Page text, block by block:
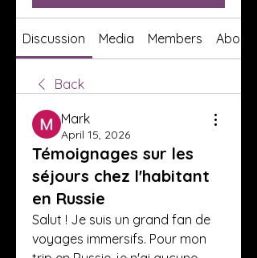
Discussion Media Members About
Back
Mark
April 15, 2026
Témoignages sur les
séjours chez l'habitant
en Russie
Salut ! Je suis un grand fan de
voyages immersifs. Pour mon